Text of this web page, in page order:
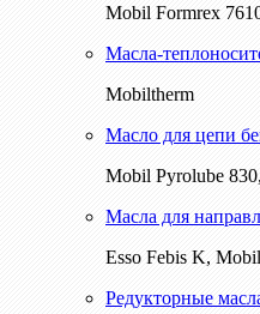
Mobil Formrex
Масла-
Mobiltherm
Масло для цепи
Mobil Pyrolube
Масла для
Esso Febis K,
Редукторные